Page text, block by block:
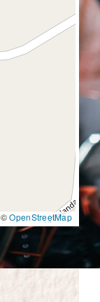
©OpenStreetMap